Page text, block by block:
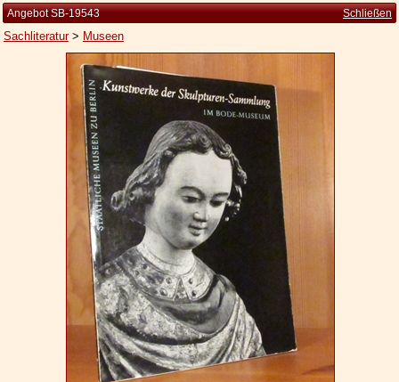
Kleine Kulturgeschichte
Die Brockhaus Auflagen
Die Meyer Auflagen
Zu den Angeboten
Widerrufsbelehrung
Geschäftsbedingungen
Angebot SB-19543 Schließen
Sachliteratur> Museen